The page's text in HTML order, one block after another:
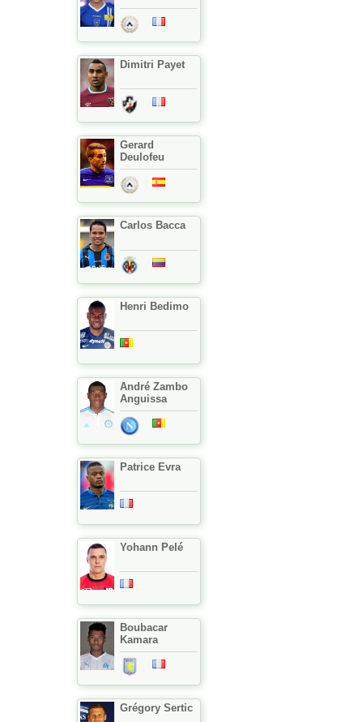
Dimitri Payet
Gerard
Deulofeu
Carlos Bacca
Henri Bedimo
André Zambo
Anguissa
Patrice Evra
Yohann Pelé
Boubacar
Kamara
Grégory Sertic